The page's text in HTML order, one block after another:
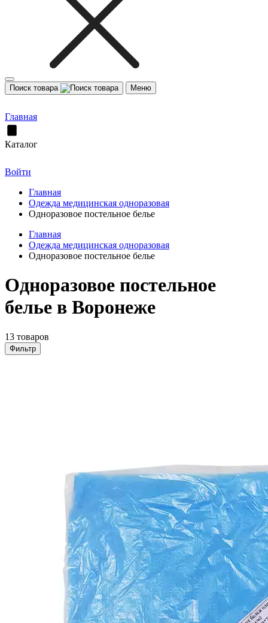
Поиск товара Меню
Главная
Каталог
Войти
Главная
Одежда медицинская одноразовая
Одноразовое постельное белье
Главная
Одежда медицинская одноразовая
Одноразовое постельное белье
Одноразовое постельное
белье в Воронеже
13 товаров
Фильтр